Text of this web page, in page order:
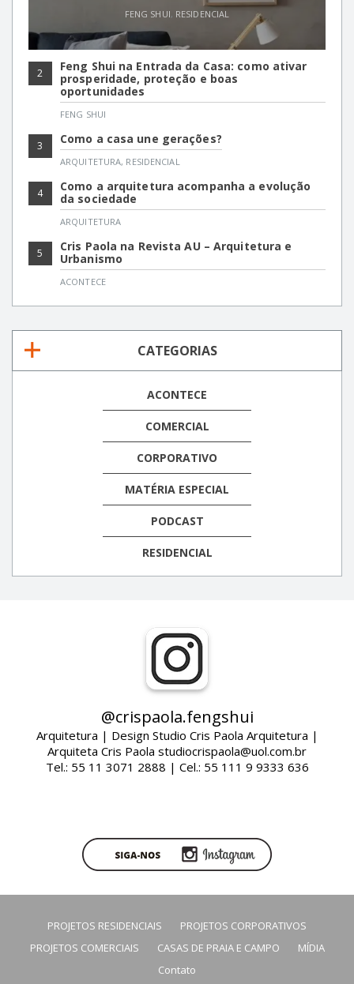
FENG SHUI, RESIDENCIAL
2
Feng Shui na Entrada da Casa: como ativar
prosperidade, proteção e boas
oportunidades
FENG SHUI
3 Como a casa une gerações?
ARQUITETURA, RESIDENCIAL
4
Como a arquitetura acompanha a evolução
da sociedade
ARQUITETURA
5
Cris Paola na Revista AU – Arquitetura e
Urbanismo
ACONTECE
CATEGORIAS
ACONTECE
COMERCIAL
CORPORATIVO
MATÉRIA ESPECIAL
PODCAST
RESIDENCIAL
@crispaola.fengshui
Arquitetura | Design Studio Cris Paola Arquitetura |
Arquiteta Cris Paola studiocrispaola@uol.com.br
Tel.: 55 11 3071 2888 | Cel.: 55 111 9 9333 636
PROJETOS RESIDENCIAIS
PROJETOS CORPORATIVOS
PROJETOS COMERCIAIS
CASAS DE PRAIA E CAMPO
MÍDIA
Contato